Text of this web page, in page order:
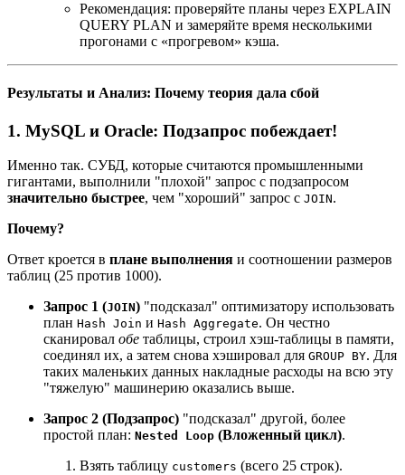
Рекомендация: проверяйте планы через EXPLAIN
QUERY PLAN и замеряйте время несколькими
прогонами с «прогревом» кэша.
Результаты и Анализ: Почему теория дала сбой
1. MySQL и Oracle: Подзапрос побеждает!
Именно так. СУБД, которые считаются промышленными
гигантами, выполнили "плохой" запрос с подзапросом
значительно быстрее, чем "хороший" запрос с JOIN.
Почему?
Ответ кроется в плане выполнения и соотношении размеров
таблиц (25 против 1000).
Запрос 1 (JOIN) "подсказал" оптимизатору использовать
план Hash Join и Hash Aggregate. Он честно
сканировал обе таблицы, строил хэш-таблицы в памяти,
соединял их, а затем снова хэшировал для GROUP BY. Для
таких маленьких данных накладные расходы на всю эту
"тяжелую" машинерию оказались выше.
Запрос 2 (Подзапрос) "подсказал" другой, более
простой план: Nested Loop (Вложенный цикл).
Взять таблицу customers (всего 25 строк).